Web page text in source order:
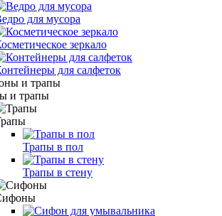
для мусора
зеркало
для салфеток
и трапы
Трапы в пол
Трапы в стену